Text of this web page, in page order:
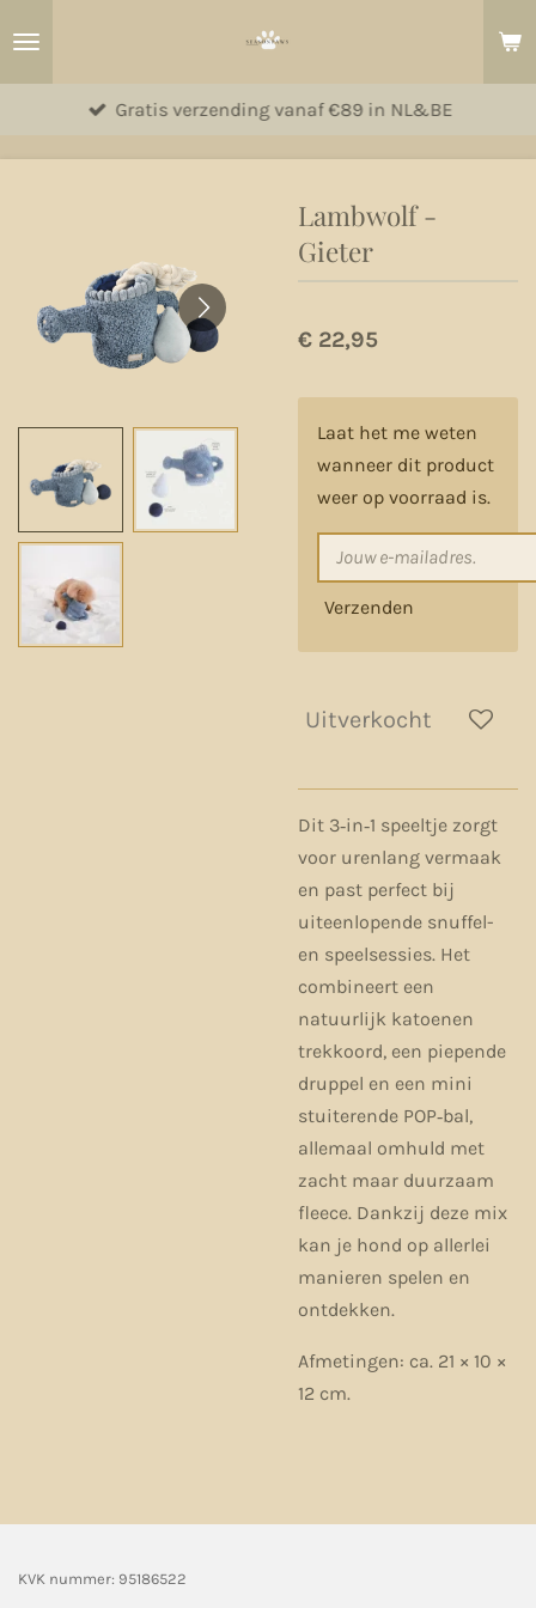
hoofdinhoud
Gratis verzending vanaf €89 in NL&BE
Lambwolf -
Gieter
€ 22,95
Laat het me weten
wanneer dit product
weer op voorraad is.
Verzenden
Uitverkocht
Dit 3‑in‑1 speeltje zorgt
voor urenlang vermaak
en past perfect bij
uiteenlopende snuffel-
en speelsessies. Het
combineert een
natuurlijk katoenen
trekkoord, een piepende
druppel en een mini
stuiterende POP‑bal,
allemaal omhuld met
zacht maar duurzaam
fleece. Dankzij deze mix
kan je hond op allerlei
manieren spelen en
ontdekken.
Afmetingen: ca. 21 × 10 ×
12 cm.
KVK nummer: 95186522